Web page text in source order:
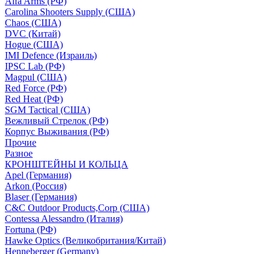
Carolina Shooters Supply (США)
Chaos (США)
DVC (Китай)
Hogue (США)
IMI Defence (Израиль)
IPSC Lab (РФ)
Magpul (США)
Red Force (РФ)
Red Heat (РФ)
SGM Tactical (США)
Вежливый Стрелок (РФ)
Корпус Выживания (РФ)
Прочие
Разное
КРОНШТЕЙНЫ И КОЛЬЦА
Apel (Германия)
Arkon (Россия)
Blaser (Германия)
C&C Outdoor Products,Corp (США)
Contessa Alessandro (Италия)
Fortuna (РФ)
Hawke Optics (Великобритания/Китай)
Henneberger (Germany)